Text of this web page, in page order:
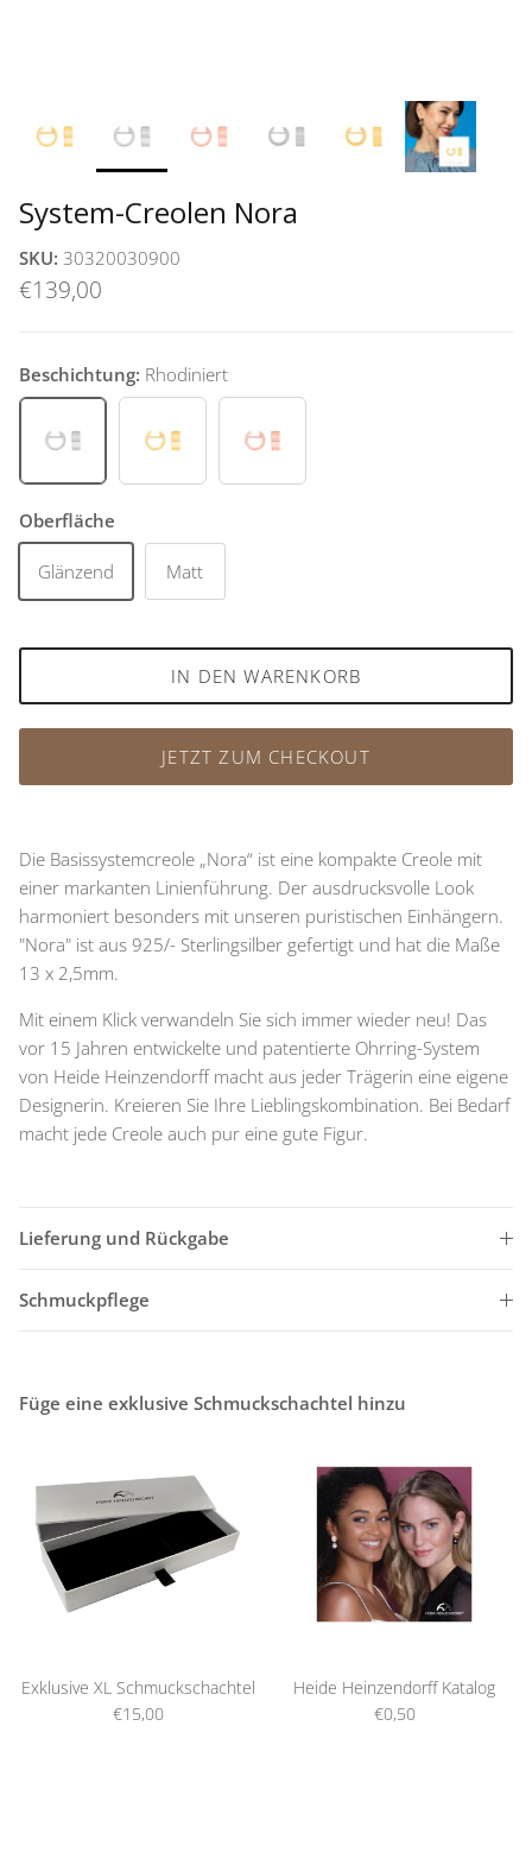
System-Creolen Nora
SKU: 30320030900
€139,00
Beschichtung: Rhodiniert
Rhodiniert Vergoldet Rosévergoldet
Oberfläche
Glänzend Matt
IN DEN WARENKORB
JETZT ZUM CHECKOUT
Die Basissystemcreole „Nora“ ist eine kompakte Creole mit
einer markanten Linienführung. Der ausdrucksvolle Look
harmoniert besonders mit unseren puristischen Einhängern.
"Nora" ist aus 925/- Sterlingsilber gefertigt und hat die Maße
13 x 2,5mm.
Mit einem Klick verwandeln Sie sich immer wieder neu! Das
vor 15 Jahren entwickelte und patentierte Ohrring-System
von Heide Heinzendorff macht aus jeder Trägerin eine eigene
Designerin. Kreieren Sie Ihre Lieblingskombination. Bei Bedarf
macht jede Creole auch pur eine gute Figur.
Lieferung und Rückgabe
Schmuckpflege
Füge eine exklusive Schmuckschachtel hinzu
Exklusive XL Schmuckschachtel
€15,00
Heide Heinzendorff Katalog
€0,50